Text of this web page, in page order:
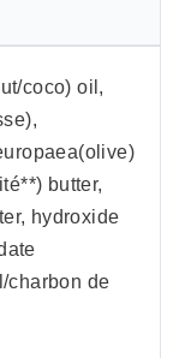
coco) oil,
butter,
hydroxide
charbon de